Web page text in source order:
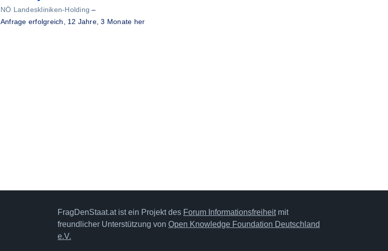
NÖ Landeskliniken-Holding –
Anfrage erfolgreich, 12 Jahre, 3 Monate her
FragDenStaat.at ist ein Projekt des Forum Informationsfreiheitmit
freundlicher Unterstützung von Open Knowledge Foundation Deutschland
e.V.